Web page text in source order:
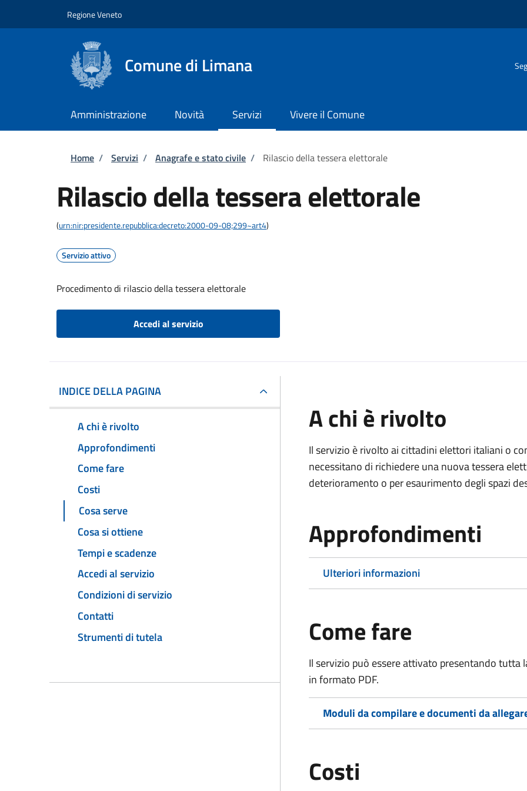
Regione Veneto
Comune di Limana
Amministrazione Novità Servizi Vivere il Comune
Briciole di pane
Home / Servizi / Anagrafe e stato civile / Rilascio della tessera elettorale
Rilascio della tessera elettorale
(urn:nir:presidente.repubblica:decreto:2000-09-08;299~art4)
Servizio attivo
Procedimento di rilascio della tessera elettorale
Accedi al servizio
INDICE DELLA PAGINA
A chi è rivolto
Approfondimenti
Come fare
Costi
Cosa serve
Cosa si ottiene
Tempi e scadenze
Accedi al servizio
Condizioni di servizio
Contatti
Strumenti di tutela
A chi è rivolto
Il servizio è rivolto ai cittadini elettori italiani o
necessitano di richiedere una nuova tessera
deterioramento o per esaurimento degli spazi
Approfondimenti
Ulteriori informazioni
Come fare
Il servizio può essere attivato presentando
in formato PDF.
Moduli da compilare e documenti da
Costi